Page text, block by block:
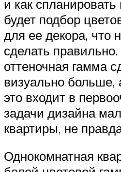
и как спланировать
будет подбор
для ее декора, что
сделать
оттеночная гамма
визуально больше,
это входит в
задачи дизайна
квартиры, не
Однокомнатная